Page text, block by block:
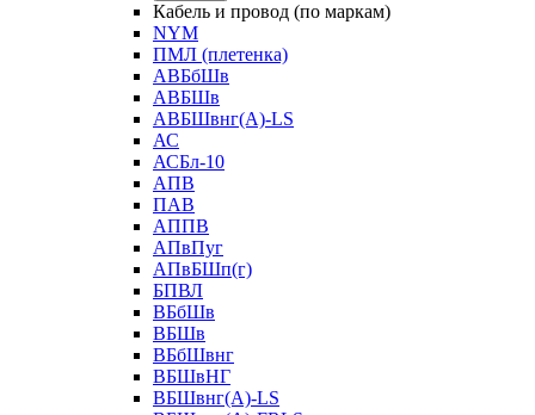
Кабель и провод (по маркам)
NYM
ПМЛ (плетенка)
АВБбШв
АВБШв
АВБШвнг(А)-LS
АС
АСБл-10
АПВ
ПАВ
АППВ
АПвПуг
АПвБШп(г)
БПВЛ
ВБбШв
ВБШв
ВБбШвнг
ВБШвНГ
ВБШвнг(А)-LS